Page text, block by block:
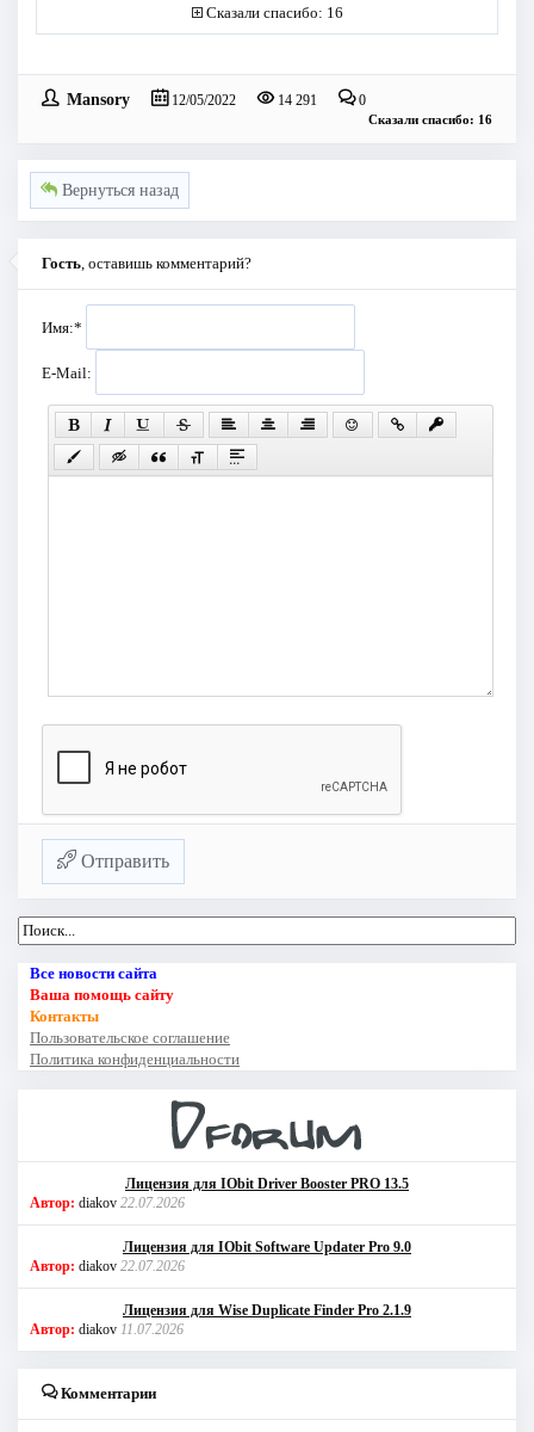
Сказали спасибо: 16
Mansory 12/05/2022 14 291 0
Сказали спасибо: 16
Вернуться назад
Гость, оставишь комментарий?
Имя:*
E-Mail:
Отправить
Все новости сайта
Ваша помощь сайту
Контакты
Пользовательское соглашение
Политика конфиденциальности
Лицензия для IObit Driver Booster PRO 13.5
Автор: diakov 22.07.2026
Лицензия для IObit Software Updater Pro 9.0
Автор: diakov 22.07.2026
Лицензия для Wise Duplicate Finder Pro 2.1.9
Автор: diakov 11.07.2026
Комментарии